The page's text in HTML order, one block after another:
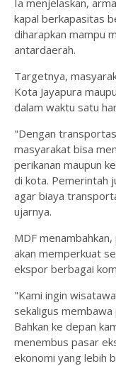
kapal berkapasitas
diharapkan mampu
antardaerah.
Targetnya,
Kota Jayapura
dalam waktu satu
"Dengan
masyarakat bisa
perikanan maupun
di kota. Pemerintah
agar biaya
ujarnya.
MDF
akan memperkuat
ekspor berbagai
"Kami ingin
sekaligus
Bahkan ke depan
menembus pasar
ekonomi yang lebih